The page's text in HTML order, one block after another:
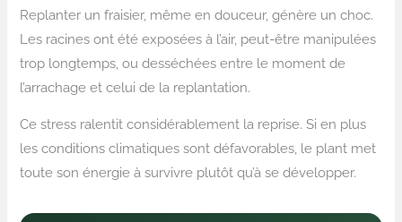
Replanter un fraisier, même en douceur, génère un choc.
Les racines ont été exposées à l’air, peut-être manipulées
trop longtemps, ou desséchées entre le moment de
l’arrachage et celui de la replantation.
Ce stress ralentit considérablement la reprise. Si en plus
les conditions climatiques sont défavorables, le plant met
toute son énergie à survivre plutôt qu’à se développer.